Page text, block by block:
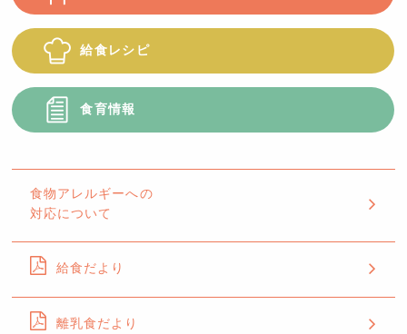
給食レシピ
食育情報
食物アレルギーへの
対応について
給食だより
離乳食だより